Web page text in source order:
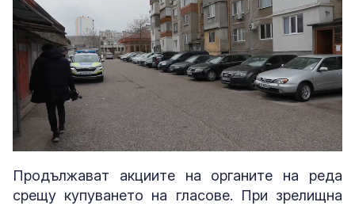
Unmute Loaded:
39.24%
Продължават акциите на органите на реда
срещу купуването на гласове. При зрелищна